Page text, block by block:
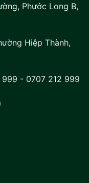
Phước Long B,
Hiệp Thành,
999 - 0707 212 999